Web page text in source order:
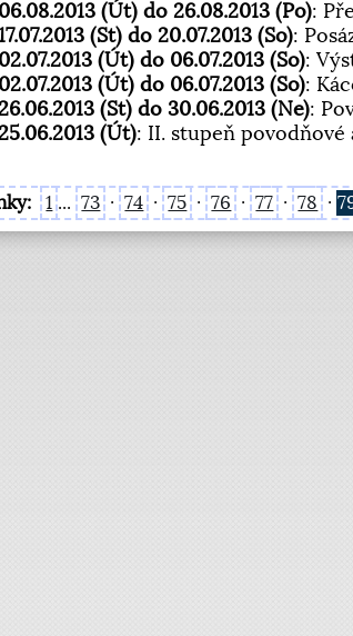
06.08.2013 (Út) do 26.08.2013 (Po):
(St) do 20.07.2013 (So):
02.07.2013 (Út) do 06.07.2013 (So):
02.07.2013 (Út) do 06.07.2013 (So):
(St) do 30.06.2013 (Ne):
(Út): II. stupeň povodňové
1 ... 73 · 74 · 75 · 76 · 77 · 78 ·